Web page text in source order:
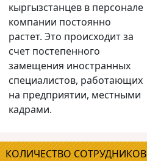
кыргызстанцев в персонале
компании постоянно
растет. Это происходит за
счет постепенного
замещения иностранных
специалистов, работающих
на предприятии, местными
кадрами.
КОЛИЧЕСТВО СОТРУДНИКОВ